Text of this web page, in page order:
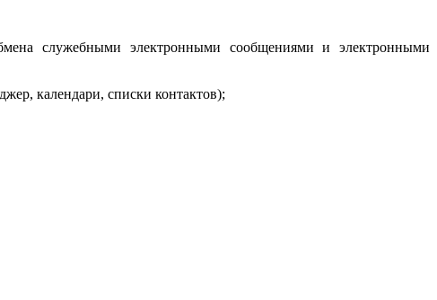
служебными электронными сообщениями и электронными
календари, списки контактов);